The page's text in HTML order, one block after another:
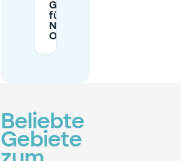
Gibt es Parkplätze
für Busse im
Nederlands
Openluchtmuseum?
Beliebte
Gebiete